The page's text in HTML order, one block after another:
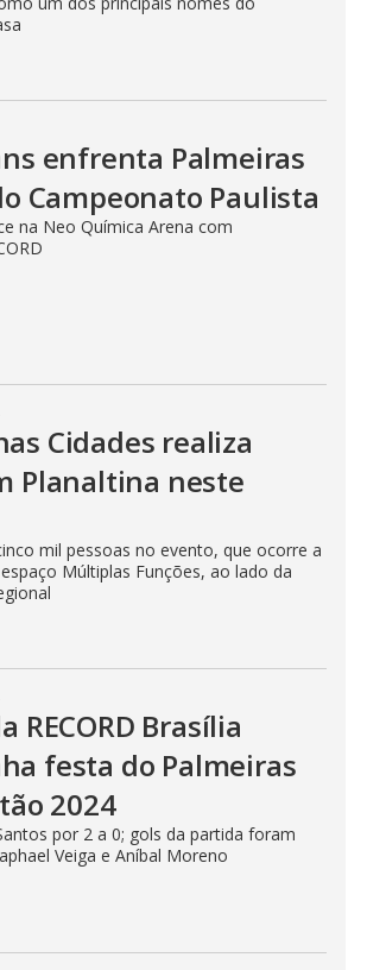
enfrenta Palmeiras
Campeonato Paulista
na Neo Química Arena com
Cidades realiza
Planaltina neste
mil pessoas no evento, que ocorre a
Múltiplas Funções, ao lado da
RECORD Brasília
festa do Palmeiras
2024
por 2 a 0; gols da partida foram
Veiga e Aníbal Moreno